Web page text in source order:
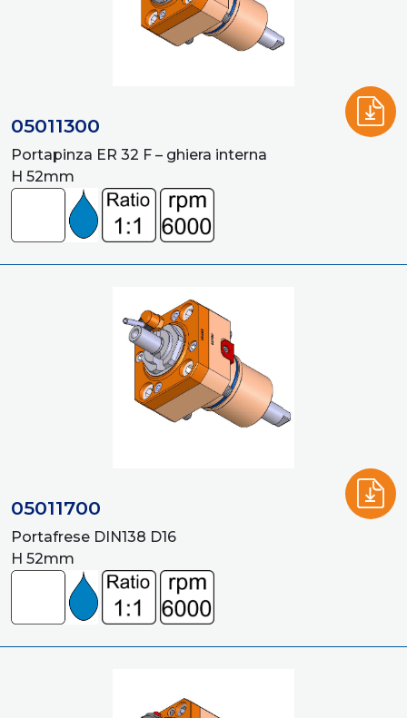
05011300
Portapinza ER 32 F – ghiera interna
H 52mm
05011700
Portafrese DIN138 D16
H 52mm